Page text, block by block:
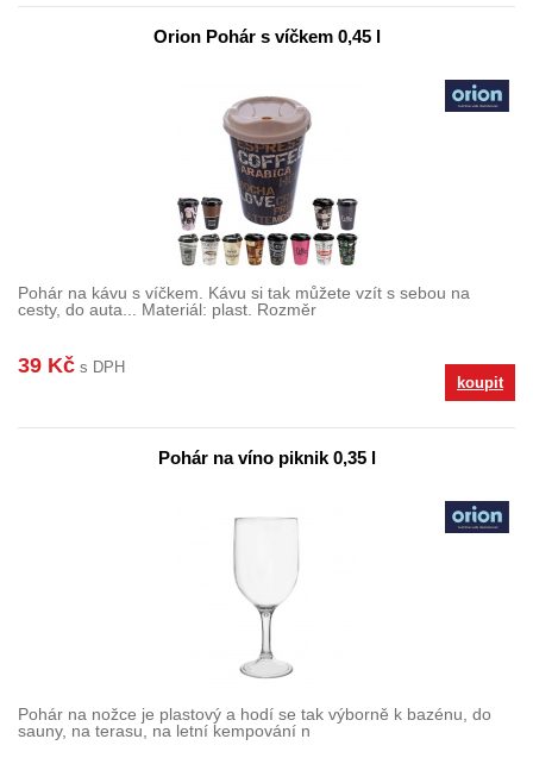
Orion Pohár s víčkem 0,45 l
Pohár na kávu s víčkem. Kávu si tak můžete vzít s sebou na
cesty, do auta... Materiál: plast. Rozměr
39 Kč s DPH
koupit
Pohár na víno piknik 0,35 l
Pohár na nožce je plastový a hodí se tak výborně k bazénu, do
sauny, na terasu, na letní kempování n